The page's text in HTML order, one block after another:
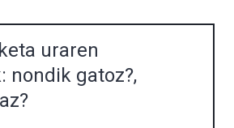
uraren
nondik gatoz?,